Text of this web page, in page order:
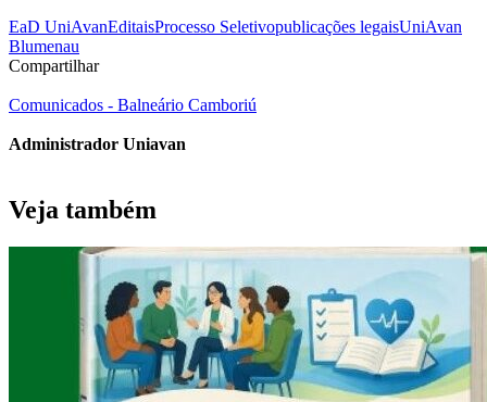
EaD UniAvanEditaisProcesso Seletivopublicações legaisUniAvan
Blumenau
Compartilhar
Comunicados - Balneário Camboriú
Administrador Uniavan
Veja também